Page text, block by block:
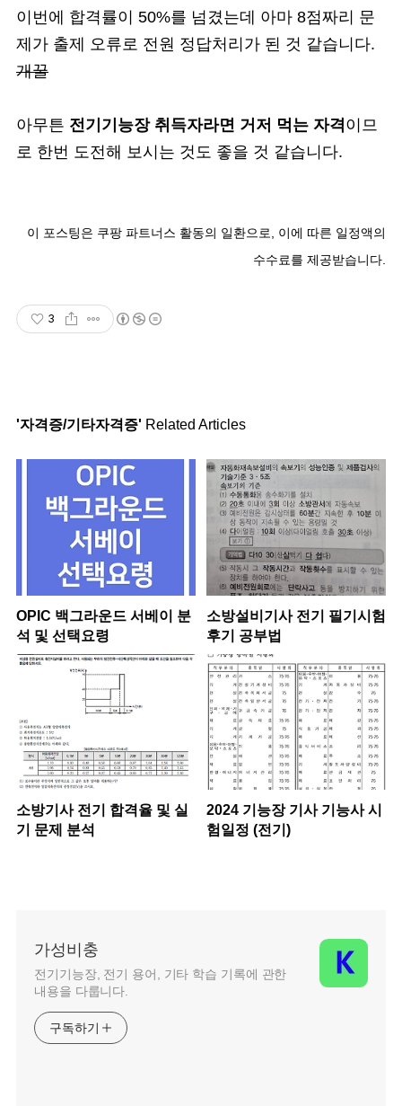
이번에 합격률이 50%를 넘겼는데 아마 8점짜리 문
제가 출제 오류로 전원 정답처리가 된 것 같습니다.
개꿀
아무튼 전기기능장 취득자라면 거저 먹는 자격이므
로 한번 도전해 보시는 것도 좋을 것 같습니다.
이 포스팅은 쿠팡 파트너스 활동의 일환으로, 이에 따른 일정액의
수수료를 제공받습니다.
3
'자격증/기타자격증' Related Articles
OPIC 백그라운드 서베이 분
석 및 선택요령
소방설비기사 전기 필기시험
후기 공부법
소방기사 전기 합격율 및 실
기 문제 분석
2024 기능장 기사 기능사 시
험일정 (전기)
가성비충
전기기능장, 전기 용어, 기타 학습 기록에 관한
내용을 다룹니다.
구독하기